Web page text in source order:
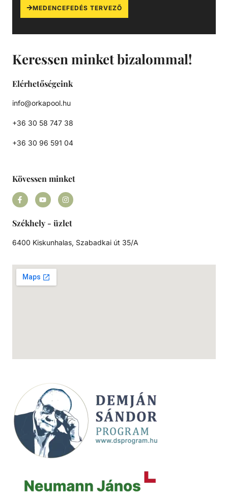
Keressen minket bizalommal!
Elérhetőségeink
info@orkapool.hu
+36 30 58 747 38
+36 30 96 591 04
Kövessen minket
Székhely - üzlet
6400 Kiskunhalas, Szabadkai út 35/A
MEDENCEFEDÉS TERVEZŐ